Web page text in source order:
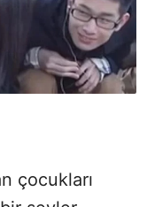
çocukları